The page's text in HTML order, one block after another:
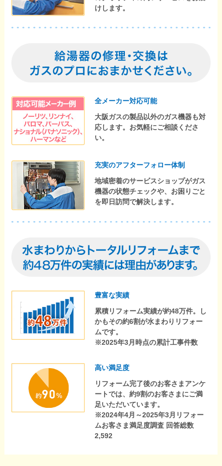
けします。
全メーカー対応可能
大阪ガスの製品以外のガス機器も対
応します。お気軽にご相談くださ
い。
充実のアフターフォロー体制
地域密着のサービスショップがガス
機器の状態チェックや、お困りごと
を即日訪問で解決します。
豊富な実績
累積リフォーム実績が約48万件。し
かもその約6割が水まわりリフォー
ムです。
※2025年3月時点の累計工事件数
高い満足度
リフォーム完了後のお客さまアンケ
ートでは、約9割のお客さまにご満
足いただいています。
※2024年4月～2025年3月リフォー
ムお客さま満足度調査 回答総数
2,592